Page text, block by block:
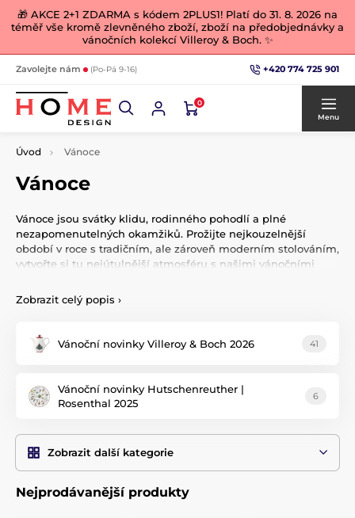
🎁 AKCE 2+1 ZDARMA s kódem 2PLUS1! Platí do 31. 8. 2026 na
téměř vše kromě zlevněného zboží, zboží na předobjednávky a
vánočních kolekcí Villeroy & Boch. ✨
Zavolejte nám (Po-Pá 9-16) +420 774 725 901
0
Menu
Úvod Vánoce
Vánoce
Vánoce jsou svátky klidu, rodinného pohodlí a plné
nezapomenutelných okamžiků. Prožijte nejkouzelnější
období v roce s tradičním, ale zároveň moderním stolováním,
vytvořte si tu nejútulnější atmosféru s našimi vánočními
Vás každý rok poctivě vybíráme.
Zobrazit celý popis ›
Vánoční novinky Villeroy & Boch 2026 41
Vánoční novinky Hutschenreuther |
Rosenthal 2025
6
Zobrazit další kategorie
Nejprodávanější produkty